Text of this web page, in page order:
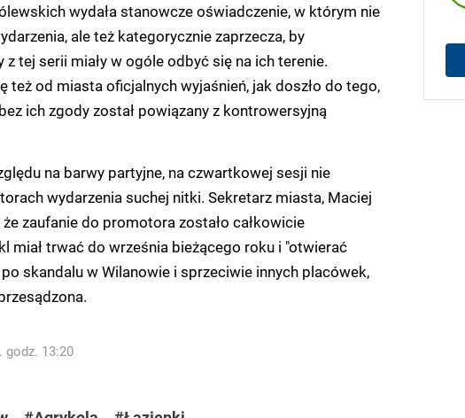
wydała stanowcze oświadczenie, w którym nie
ale też kategorycznie zaprzecza, by
tej serii miały w ogóle odbyć się na ich terenie.
też od miasta oficjalnych wyjaśnień, jak doszło do tego,
ich zgody został powiązany z kontrowersyjną
na barwy partyjne, na czwartkowej sesji nie
wydarzenia suchej nitki. Sekretarz miasta, Maciej
że zaufanie do promotora zostało całkowicie
miał trwać do września bieżącego roku i "otwierać
skandalu w Wilanowie i sprzeciwie innych placówek,
godz. 13:20